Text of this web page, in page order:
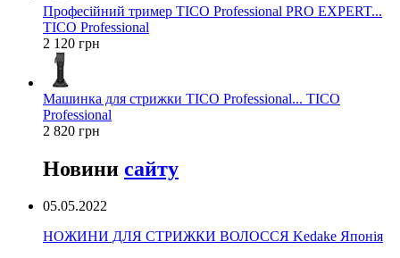
Професійний тример TICO Professional PRO EXPERT...
TICO Professional
2 120 грн
Машинка для стрижки TICO Professional... TICO
Professional
2 820 грн
Новини сайту
05.05.2022
НОЖИНИ ДЛЯ СТРИЖКИ ВОЛОССЯ Kedake Японія